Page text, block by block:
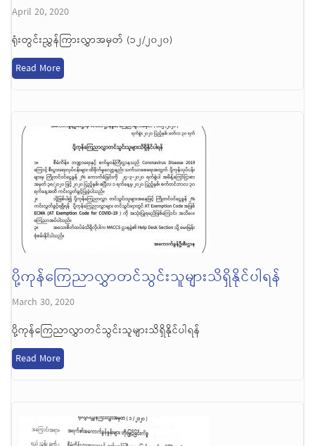
April 20, 2020
ရုံးတွင်းညွှန်ကြားလွှာအမှတ် (၁၂/၂၀၂၀)
Read More
ပို့ကုန်ကြေညာလွှာတင်သွင်းသူများသိရှိနိုင်ပါရန်
March 30, 2020
ပို့ကုန်ကြေညာလွှာတင်သွင်းသူများသိရှိနိုင်ပါရန်
Read More